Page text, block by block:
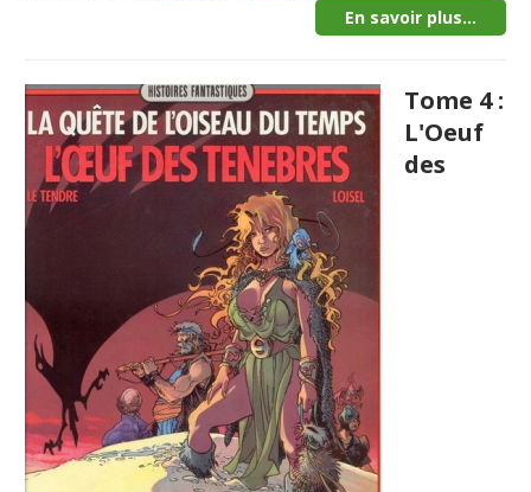
En savoir plus...
Tome 4 :
L'Oeuf
des